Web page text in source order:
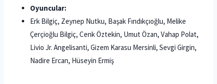
Oyuncular:
Erk Bilgiç, Zeynep Nutku, Başak Fındıkçıoğlu, Melike
Çerçioğlu Bilgiç, Cenk Öztekin, Umut Özan, Vahap Polat,
Livio Jr. Angelisanti, Gizem Karasu Mersinli, Sevgi Girgin,
Nadire Ercan, Hüseyin Ermiş